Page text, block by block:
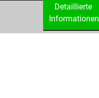
Detaillierte
Informationen